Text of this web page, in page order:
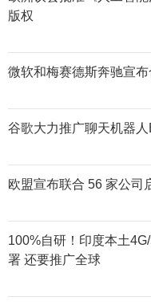
版权
微软和梅赛德斯奔驰宣
谷歌大力推广聊天机器
欧盟宣布联合 56 家公司
100%自研！印度本土
署 还要推广全球